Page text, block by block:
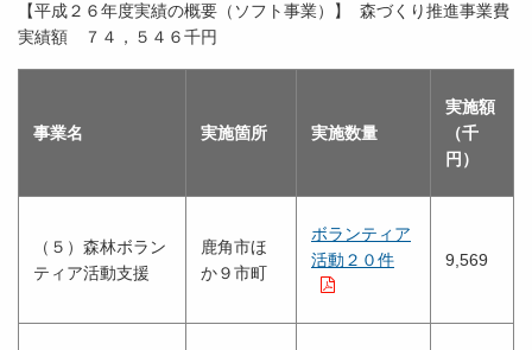
【平成２６年度実績の概要（ソフト事業）】 森づくり推進事業費
実績額 ７４，５４６千円
事業名 実施箇所 実施数量
実施額
（千
円）
（５）森林ボラン
ティア活動支援
鹿角市ほ
か９市町
ボランティア
活動２０件
9,569